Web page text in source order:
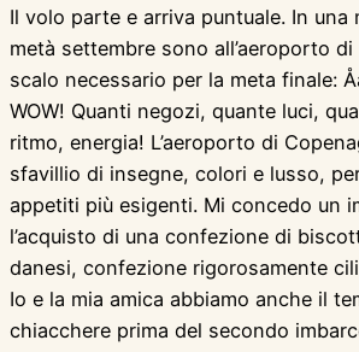
Il volo parte e arriva puntuale. In una
metà settembre sono all’aeroporto
scalo necessario per la meta finale:
WOW! Quanti negozi, quante luci,
ritmo, energia! L’aeroporto di
sfavillio di insegne, colori e lusso,
appetiti più esigenti. Mi concedo un
l’acquisto di una confezione di
danesi, confezione rigorosamente
Io e la mia amica abbiamo anche il
chiacchere prima del secondo